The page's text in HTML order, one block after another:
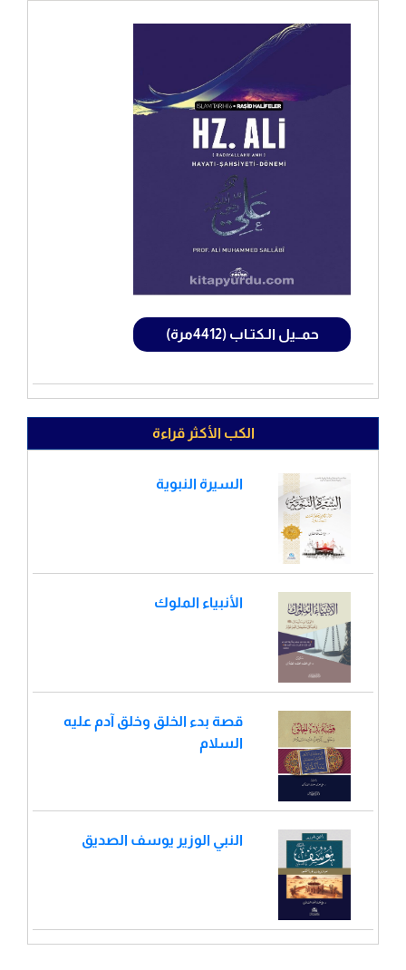
حمــيل الـكتـاب (4412مرة)
الكب الأكثر قراءة
السيرة النبوية
الأنبياء الملوك
قصة بدء الخلق وخلق آدم عليه
السلام
النبي الوزير يوسف الصديق